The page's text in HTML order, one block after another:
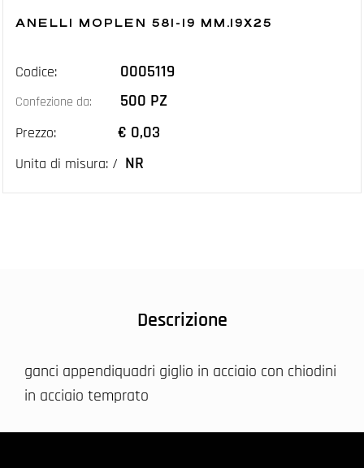
ANELLI MOPLEN 581-19 MM.19X25
Codice: 0005119
Confezione da: 500 PZ
Prezzo: € 0,03
Unita di misura: / NR
Descrizione
ganci appendiquadri giglio in acciaio con chiodini
in acciaio temprato